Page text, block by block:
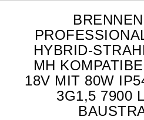
HYBRID-
MH
18V MIT 80W
3G1,5 7900